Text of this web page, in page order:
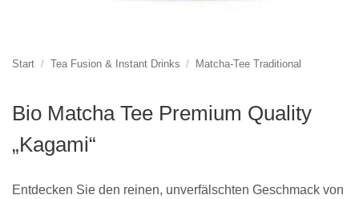
Start / Tea Fusion & Instant Drinks / Matcha-Tee Traditional
Bio Matcha Tee Premium Quality
„Kagami“
Entdecken Sie den reinen, unverfälschten Geschmack von